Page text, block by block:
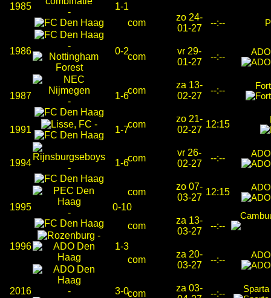
1985
-
1-1
1986
-
0-2
1987
-
1-6
1991
-
1-7
1994 - 1-6
1995
-
0-10
1996
-
1-3
2016 - 3-0
com
zo 24-
01-27
--:--
com
vr 29-
01-27
--:--
com
za 13-
02-27
--:--
com
zo 21-
02-27
12:15
com
vr 26-
02-27
--:--
com
zo 07-
03-27
12:15
com
za 13-
03-27
--:--
com
za 20-
03-27
--:--
com
za 03-
--:--